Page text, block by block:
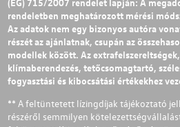
rendeletben meghatározott mérési
Az adatok nem egy bizonyos autóra
részét az ajánlatnak, csupán az
modellek között. Az
klímaberendezés, tetőcsomagtartó,
fogyasztási és kibocsátási értékekhez
** A feltüntetett lízingdíjak tájékoztató
részéről semmilyen